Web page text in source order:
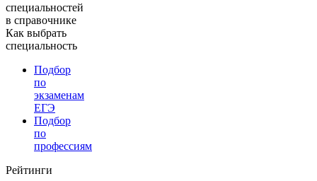
специальностей
в справочнике
Как выбрать
специальность
Подбор
по
экзаменам
ЕГЭ
Подбор
по
профессиям
Рейтинги